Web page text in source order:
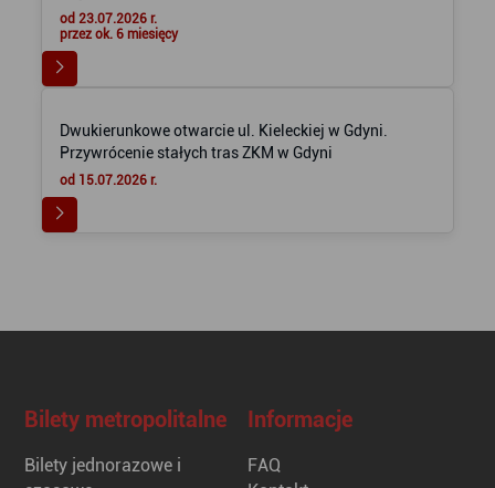
od 23.07.2026 r.
przez ok. 6 miesięcy
Dwukierunkowe otwarcie ul. Kieleckiej w Gdyni.
Przywrócenie stałych tras ZKM w Gdyni
od 15.07.2026 r.
Bilety metropolitalne
Bilety jednorazowe i
Informacje
FAQ